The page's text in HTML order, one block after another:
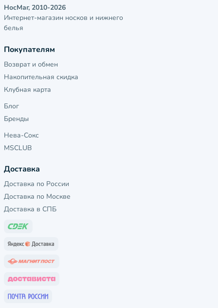
НосМаг, 2010-2026
Интернет-магазин носков и нижнего
белья
Покупателям
Возврат и обмен
Накопительная скидка
Клубная карта
Блог
Бренды
Нева-Сокс
MSCLUB
Доставка
Доставка по России
Доставка по Москве
Доставка в СПБ